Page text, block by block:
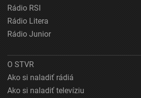
Rádio RSI
Rádio Litera
Rádio Junior
O STVR
Ako si naladiť rádiá
Ako si naladiť televíziu